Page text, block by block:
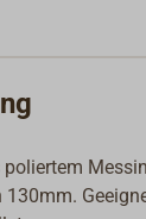
130mm.